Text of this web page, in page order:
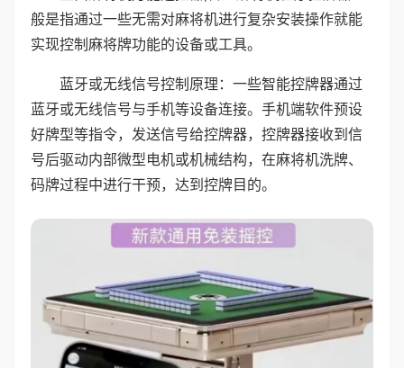
般是指通过一些无需对麻将机进行复杂安装操作就能
实现控制麻将牌功能的设备或工具。
蓝牙或无线信号控制原理：一些智能控牌器通过
蓝牙或无线信号与手机等设备连接。手机端软件预设
好牌型等指令，发送信号给控牌器，控牌器接收到信
号后驱动内部微型电机或机械结构，在麻将机洗牌、
码牌过程中进行干预，达到控牌目的。